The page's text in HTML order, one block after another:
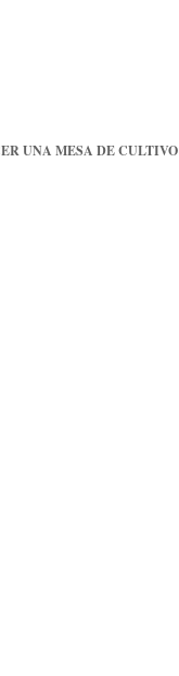
UNA MESA DE CULTIVO